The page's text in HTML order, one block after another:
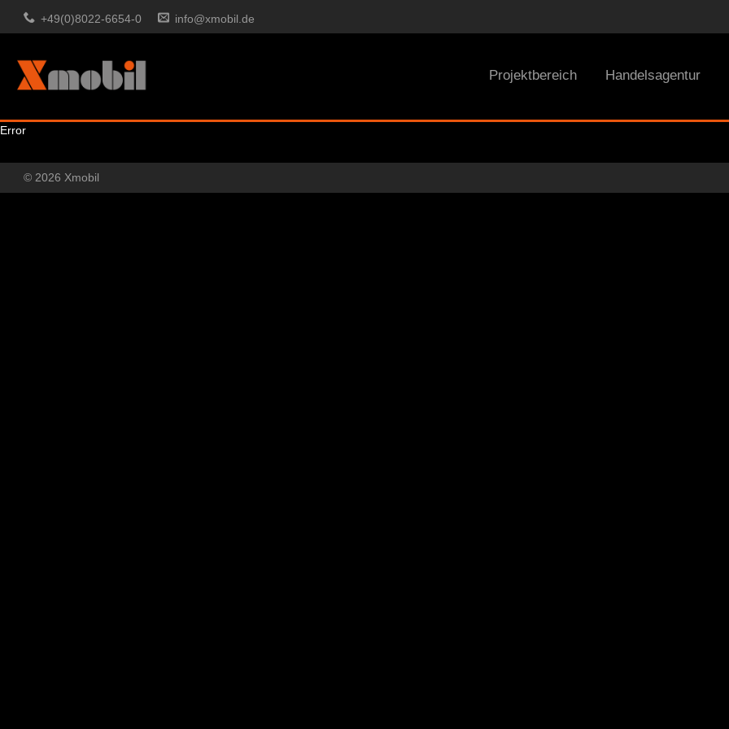
+49(0)8022-6654-0 info@xmobil.de
Projektbereich Handelsagentur
Error
© 2026 Xmobil